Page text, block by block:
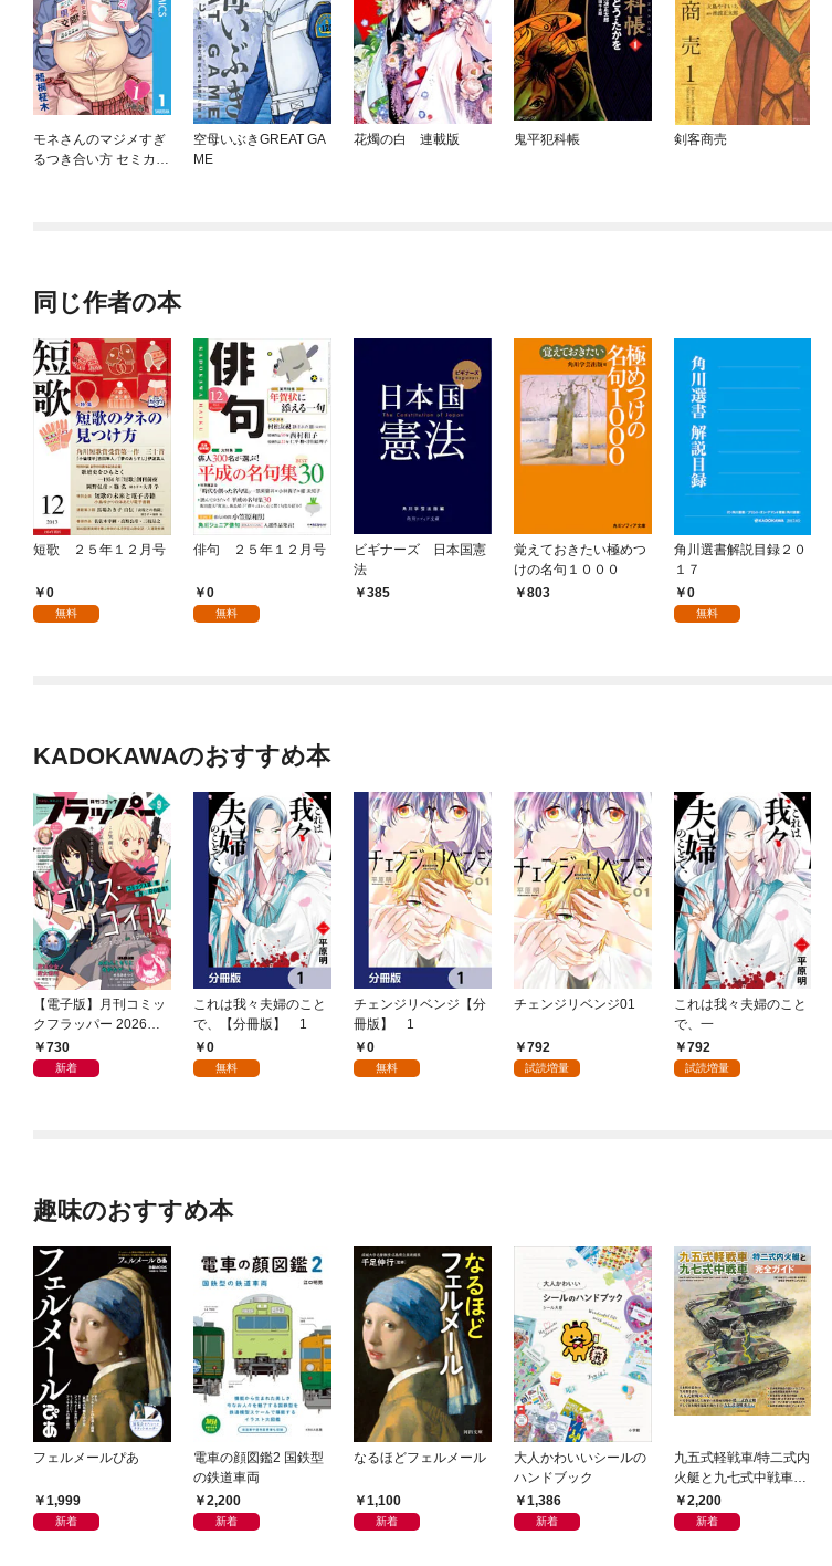
モネさんのマジメすぎ
るつき合い方 セミカラ
空母いぶきGREAT GA
ME
花燭の白 連載版 鬼平犯科帳 剣客商売
同じ作者の本
短歌 ２５年１２月号
0
無料
俳句 ２５年１２月号
0
無料
ビギナーズ 日本国憲
法
385
覚えておきたい極めつ
けの名句１０００
803
角川選書解説目録２０
１７
0
無料
KADOKAWAのおすすめ本
【電子版】月刊コミッ
クフラッパー 2026年9
月号730
新着
これは我々夫婦のこと
で、【分冊版】 1
0
無料
チェンジリベンジ【分
冊版】 1
0
無料
チェンジリベンジ01
792
試読増量
これは我々夫婦のこと
で、一
792
試読増量
趣味のおすすめ本
フェルメールぴあ
1,999
新着
電車の顔図鑑2 国鉄型
の鉄道車両
2,200
新着
なるほどフェルメール
1,100
新着
大人かわいいシールの
ハンドブック
1,386
新着
九五式軽戦車/特二式内
火艇と九七式中戦車完
全ガイド
2,200
新着